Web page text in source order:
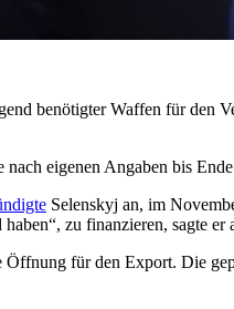
benötigter Waffen für den
eigenen Angaben bis
Selenskyj an, im
zu finanzieren, sagte er
für den Export. Die